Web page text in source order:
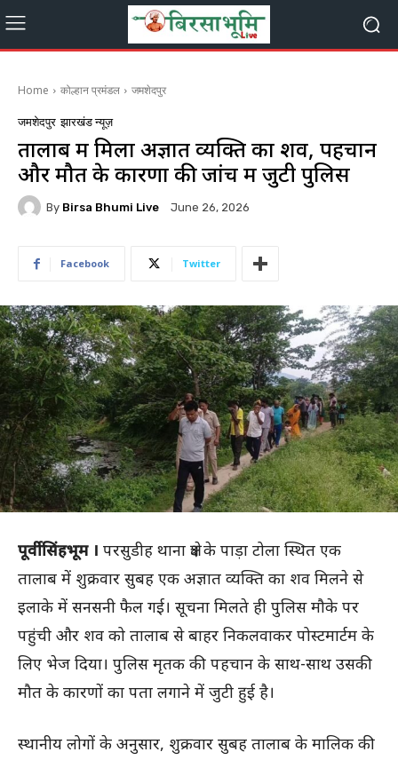
Home कोल्हान प्रमंडल जमशेदपुर
जमशेदपुर झारखंड न्यूज़
तालाब में मिला अज्ञात व्यक्ति का शव, पहचान
और मौत के कारणों की जांच में जुटी पुलिस
By Birsa Bhumi Live June 26, 2026
Facebook Twitter
पूर्वी सिंहभूम । परसुडीह थाना क्षेत्र के पाड़ा टोला स्थित एक
तालाब में शुक्रवार सुबह एक अज्ञात व्यक्ति का शव मिलने से
इलाके में सनसनी फैल गई। सूचना मिलते ही पुलिस मौके पर
पहुंची और शव को तालाब से बाहर निकलवाकर पोस्टमार्टम के
लिए भेज दिया। पुलिस मृतक की पहचान के साथ-साथ उसकी
मौत के कारणों का पता लगाने में जुटी हुई है।
स्थानीय लोगों के अनुसार, शुक्रवार सुबह तालाब के मालिक की